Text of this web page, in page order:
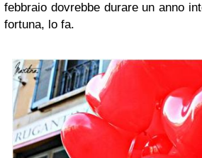
febbraio dovrebbe durare un anno
fortuna, lo fa.